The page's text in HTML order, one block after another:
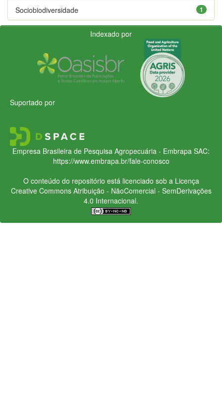
1
Sociobiodiversidade
Indexado por
Suportado por
Empresa Brasileira de Pesquisa Agropecuária - Embrapa SAC:
https://www.embrapa.br/fale-conosco
O conteúdo do repositório está licenciado sob a Licença
Creative CommonsAtribuição - NãoComercial - SemDerivações
4.0 Internacional.